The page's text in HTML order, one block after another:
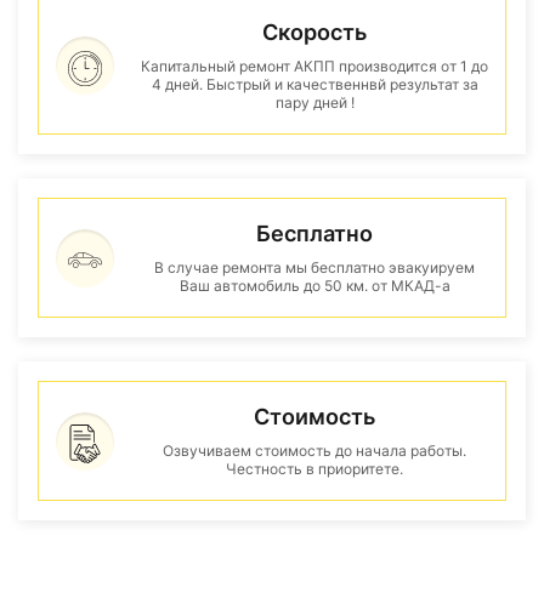
Скорость
Капитальный ремонт АКПП производится от 1 до
4 дней. Быстрый и качественнвй результат за
пару дней !
Бесплатно
В случае ремонта мы бесплатно эвакуируем
Ваш автомобиль до 50 км. от МКАД-а
Стоимость
Озвучиваем стоимость до начала работы.
Честность в приоритете.